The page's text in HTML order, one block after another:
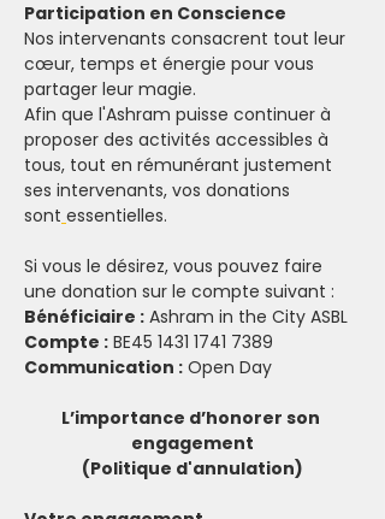
Participation en Conscience
Nos intervenants consacrent tout leur
cœur, temps et énergie pour vous
partager leur magie.
Afin que l'Ashram puisse continuer à
proposer des activités accessibles à
tous, tout en rémunérant justement
ses intervenants, vos donations
sont essentielles.
Si vous le désirez, vous pouvez faire
une donation sur le compte suivant :
Bénéficiaire : Ashram in the City ASBL
Compte : BE45 1431 1741 7389
Communication : Open Day
L’importance d’honorer son
engagement
(Politique d'annulation)